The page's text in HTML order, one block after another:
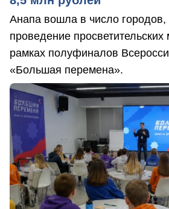
Анапа вошла в число городов,
проведение просветительских
рамках полуфиналов
«Большая перемена».